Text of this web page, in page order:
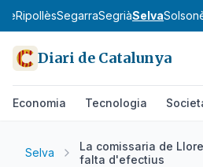
RipollèsSegarraSegriàSelva
Diari de Catalunya
Economia Tecnologia
Selva
La comissaria de
falta d'efectius